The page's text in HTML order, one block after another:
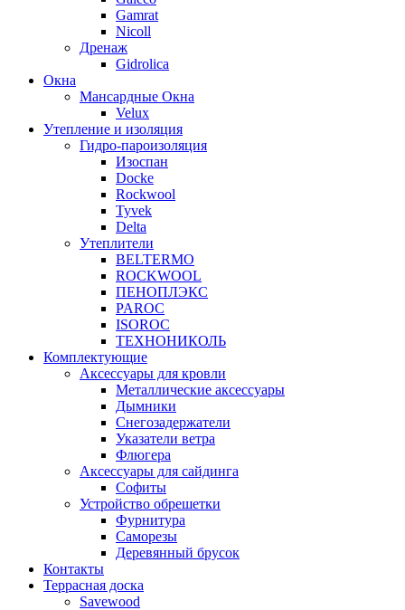
Gamrat
Nicoll
Дренаж
Gidrolica
Окна
Мансардные Окна
Velux
Утепление и изоляция
Гидро-пароизоляция
Изоспан
Docke
Rockwool
Tyvek
Delta
Утеплители
BELTERMO
ROCKWOOL
ПЕНОПЛЭКС
PAROC
ISOROC
ТЕХНОНИКОЛЬ
Комплектующие
Аксессуары для кровли
Металлические аксессуары
Дымники
Снегозадержатели
Указатели ветра
Флюгера
Аксессуары для сайдинга
Софиты
Устройство обрешетки
Фурнитура
Саморезы
Деревянный брусок
Контакты
Террасная доска
Savewood